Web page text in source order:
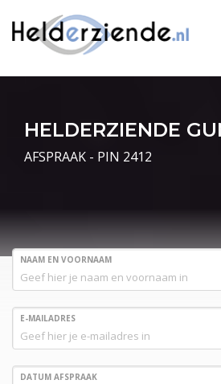
HELDERZIENDE
AFSPRAAK - PIN 2412
NAAM EN VOORNAAM
E-MAILADRES
DATUM AFSPRAAK